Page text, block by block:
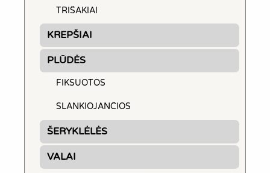
TRIŠAKIAI
KREPŠIAI
PLŪDĖS
FIKSUOTOS
SLANKIOJANČIOS
ŠERYKLĖLĖS
VALAI